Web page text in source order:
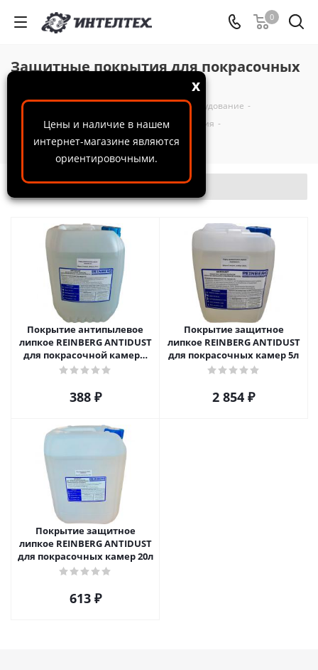
Цены и наличие в нашем
интернет-магазине являются
ориентировочными.
x
0
Защитные покрытия для покрасочных
ООО "ИнтелТех" - Каталог - Окрасочное оборудование -
Комплектующие для окрасочного оборудования -
Защитные покрытия для покрасочных камер
Фильтр
Покрытие антипылевое
липкое REINBERG ANTIDUST
для покрасочной камеры
10л
388₽
Покрытие защитное
липкое REINBERG ANTIDUST
для покрасочных камер 5л
2 854 ₽
Покрытие защитное
липкое REINBERG ANTIDUST
для покрасочных камер 20л
613₽